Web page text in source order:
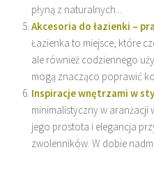
płyną z naturalnych...
Akcesoria do łazienki –
Łazienka to miejsce, które
ale również codziennego
mogą znacząco poprawić
Inspiracje wnętrzami w
minimalistyczny w aranżacji
jego prostota i elegancja
zwolenników. W dobie